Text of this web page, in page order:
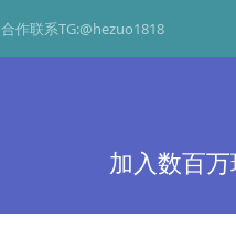
合作联系TG:@hezuo1818
加入数百